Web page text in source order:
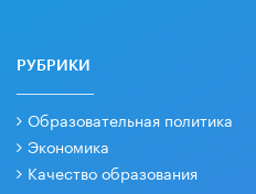
РУБРИКИ
Образовательная политика
Экономика
Качество образования